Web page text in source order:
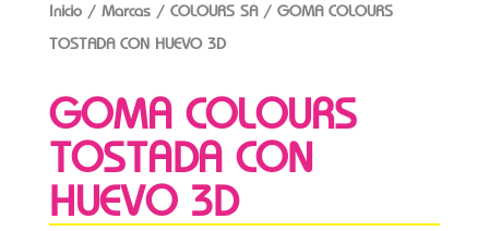
Inicio/ Marcas/ COLOURS SA/ GOMA COLOURS
TOSTADA CON HUEVO 3D
GOMA COLOURS
TOSTADA CON
HUEVO 3D